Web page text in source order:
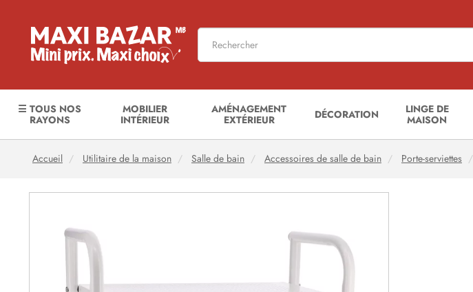
☰ TOUS NOS
RAYONS
MOBILIER
INTÉRIEUR
AMÉNAGEMENT
EXTÉRIEUR
DÉCORATION
LINGE DE
MAISON
Accueil Utilitaire de la maison Salle de bain Accessoires de salle de bain Porte-serviettes